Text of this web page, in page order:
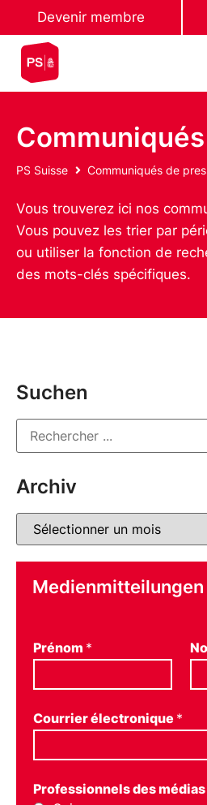
Devenir membre
PS Suisse Communiqués de
Vous trouverez ici nos
Vous pouvez les trier par
ou utiliser la fonction de
des mots-clés spécifiques.
Suchen
Archiv
Prénom *
Courrier électronique *
Professionnels des médias